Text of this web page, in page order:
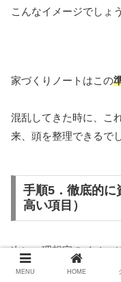
こんなイメージでしょ
家づくりノートはこの
混乱してきた時に、こ
来、頭を整理できるで
手順5．徹底的に
高い項目）
次に、理想家のイメー
ところから資料を集め
MENU HOME